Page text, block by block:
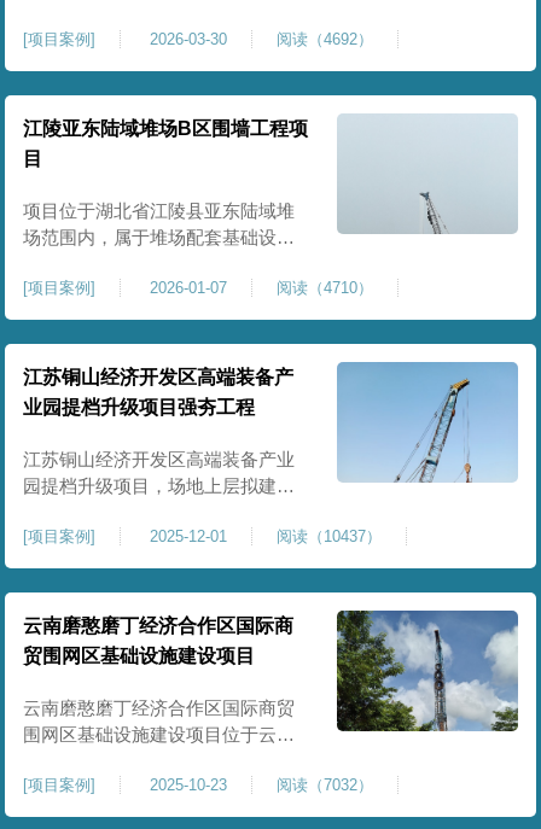
业厂房、生产车间及配套附属设施
建设的前置基础性地基处理工程。
项目场地为园区新建工业建设用
地，原始场地土层松散、土质均匀
性较差、土体固结度不足，天然地
基承载力偏低。汽车零部件生产厂
房对地基平整度、整体刚度、沉降
控
[项目案例] 2026-03-30 阅读（4692）
江陵亚东陆域堆场B区围墙工程项
目
项目位于湖北省江陵县亚东陆域堆
场范围内，属于堆场配套基础设施
墙及附属设施建设，是保障场区边
界围护结构稳定、提升场地整体建
设标准的前置关键工程，本项目强
夯处理总面积20000㎡，施工范围为
陆域堆场B区围墙沿线及配套场地。
原场地土层松散、回填不均、固结
程度差，地基承载力较低，且堆
[项目案例] 2026-01-07 阅读（4710）
江苏铜山经济开发区高端装备产
业园提档升级项目强夯工程
江苏铜山经济开发区高端装备产业
园提档升级项目，场地上层拟建厂
施。占地面积约130000㎡.项目采用
强夯工艺对地基进行加固处理，确
保处理后地基承载力特征值
≥100kPa、压实系数≥0.94、压缩模
量≥5MPa，工程实施后将有效提升
场地整体承载力与均匀性，消除不
均匀沉降隐患，为园区高端装备产
业项目
[项目案例] 2025-12-01 阅读（10437）
云南磨憨磨丁经济合作区国际商
贸围网区基础设施建设项目
云南磨憨磨丁经济合作区国际商贸
围网区基础设施建设项目位于云南
商贸、口岸监管、通关查验的重要
基础设施工程。项目建设内容主要
[项目案例] 2025-10-23 阅读（7032）